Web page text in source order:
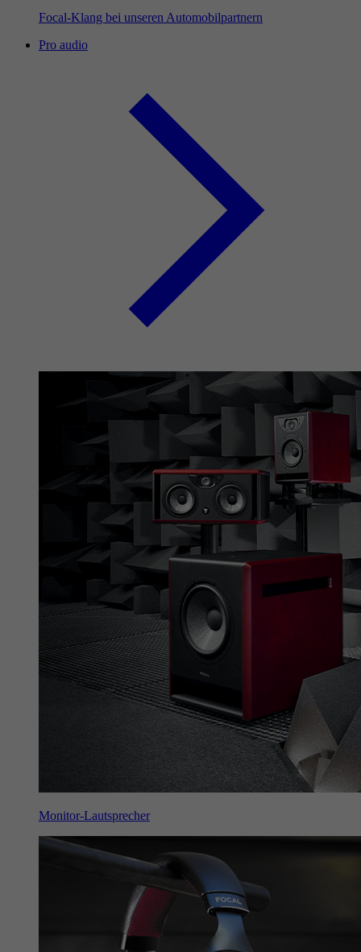
Focal-Klang bei unseren Automobilpartnern
Pro audio
Monitor-Lautsprecher